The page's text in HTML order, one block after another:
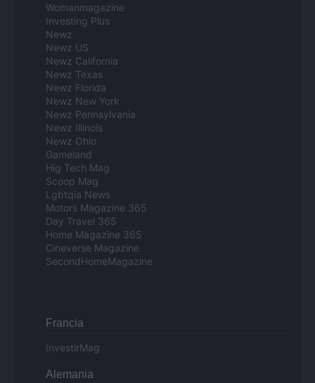
Womanmagazine
Investing Plus
Newz
Newz US
Newz California
Newz Texas
Newz Florida
Newz New York
Newz Pennsylvania
Newz Illinois
Newz Ohio
Gameland
Hig Tech Mag
Scoop Mag
Lgbtqia News
Motors Magazine 365
Day Travel 365
Home Magazine 365
Cineverse Magazine
SecondHomeMagazine
Francia
InvestirMag
Alemania